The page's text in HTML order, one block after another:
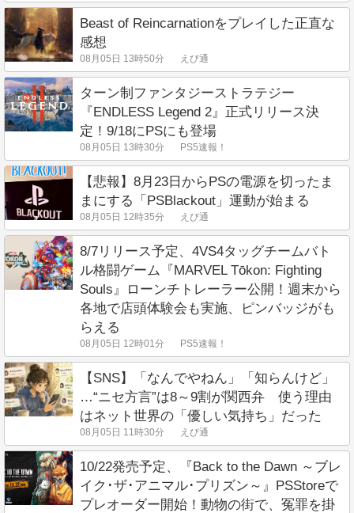
Beast of Reincarnationをプレイした正直な
感想
08月05日 13時50分 えび通
ターン制ファンタジーストラテジー
『ENDLESS Legend 2』正式リリース決
定！9/18にPSにも登場
08月05日 13時30分 PS5速報！
【悲報】8月23日からPSの電源を切ったま
まにする「PSBlackout」運動が始まる
08月05日 12時35分 えび通
8/7リリース予定、4VS4タッグチームバト
ル格闘ゲーム『MARVEL Tōkon: Fighting
Souls』ローンチトレーラー公開！週末から
各地で店頭体験会も実施、ピンバッジがも
らえる
08月05日 12時01分 PS5速報！
【SNS】「なんでやねん」「知らんけど」
…“ニセ方言”は8～9割が関西弁 使う理由
はネット世界の「優しい気持ち」だった
08月05日 11時30分 えび通
10/22発売予定、『Back to the Dawn ～ブレ
イク･ザ･アニマル･プリズン～』PSStoreで
プレオーダー開始！動物の街で、冤罪を掛